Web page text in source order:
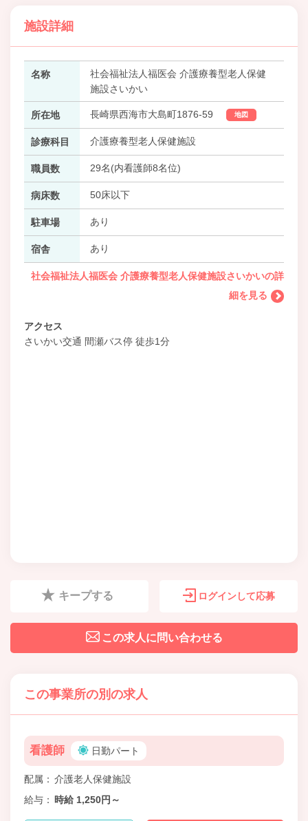
施設詳細
名称
社会福祉法人福医会 介護療養型老人保健
施設さいかい
所在地 長崎県西海市大島町1876-59 地図
診療科目 介護療養型老人保健施設
職員数 29名(内看護師8名位)
病床数 50床以下
駐車場 あり
宿舎 あり
社会福祉法人福医会 介護療養型老人保健施設さいかいの詳
細を見る
アクセス
さいかい交通 間瀬バス停 徒歩1分
キープする ログインして応募
この求人に問い合わせる
この事業所の別の求人
看護師 日勤パート
配属
介護老人保健施設
給与
時給 1,250円～